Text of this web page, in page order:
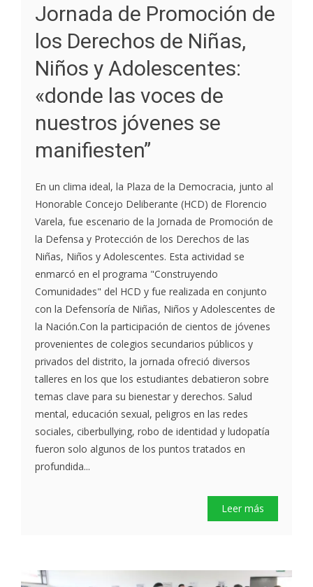
Jornada de Promoción de
los Derechos de Niñas,
Niños y Adolescentes:
«donde las voces de
nuestros jóvenes se
manifiesten”
En un clima ideal, la Plaza de la Democracia, junto al
Honorable Concejo Deliberante (HCD) de Florencio
Varela, fue escenario de la Jornada de Promoción de
la Defensa y Protección de los Derechos de las
Niñas, Niños y Adolescentes. Esta actividad se
enmarcó en el programa "Construyendo
Comunidades" del HCD y fue realizada en conjunto
con la Defensoría de Niñas, Niños y Adolescentes de
la Nación.Con la participación de cientos de jóvenes
provenientes de colegios secundarios públicos y
privados del distrito, la jornada ofreció diversos
talleres en los que los estudiantes debatieron sobre
temas clave para su bienestar y derechos. Salud
mental, educación sexual, peligros en las redes
sociales, ciberbullying, robo de identidad y ludopatía
fueron solo algunos de los puntos tratados en
profundida...
Leer más